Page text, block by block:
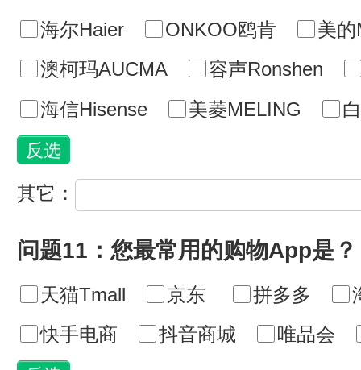
海尔Haier ONKOO鸥肯
美的
澳柯玛AUCMA
容声Ronshen
海信Hisense
美菱MELING
其它：
问题11：您最常用的购物App是？
天猫Tmall 京东 拼多多
快手电商
抖音商城 唯品会